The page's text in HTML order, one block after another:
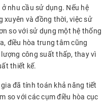
nhu cầu sử dụng. Nếu hệ
xuyên và đồng thời, việc sử
so với sử dụng một hệ thống
điều hòa trung tâm cũng
công suất thấp, thay vì
thiết kế.
đã tính toán khả năng tiết
so với các cụm điều hòa cục